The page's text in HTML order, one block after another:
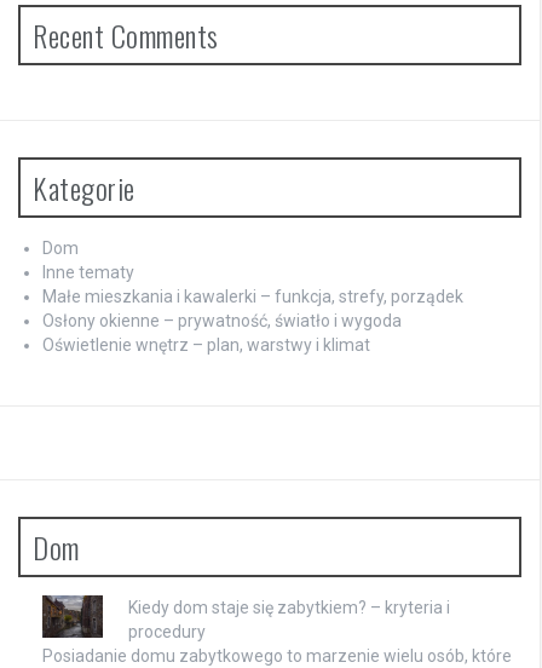
Recent Comments
Kategorie
Dom
Inne tematy
Małe mieszkania i kawalerki – funkcja, strefy, porządek
Osłony okienne – prywatność, światło i wygoda
Oświetlenie wnętrz – plan, warstwy i klimat
Dom
Kiedy dom staje się zabytkiem? – kryteria i
procedury
Posiadanie domu zabytkowego to marzenie wielu osób, które